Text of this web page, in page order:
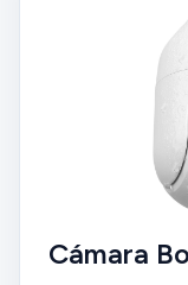
Cámara